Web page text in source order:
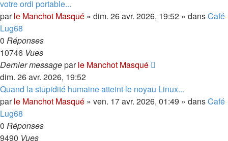
votre ordi portable...
parle Manchot Masqué » dim. 26 avr. 2026, 19:52 » dansCafé
Lug68
0 Réponses
10746 Vues
Dernier messageparle Manchot Masqué
dim. 26 avr. 2026, 19:52
Quand la stupidité humaine atteint le noyau Linux...
parle Manchot Masqué » ven. 17 avr. 2026, 01:49 » dansCafé
Lug68
0 Réponses
9490 Vues